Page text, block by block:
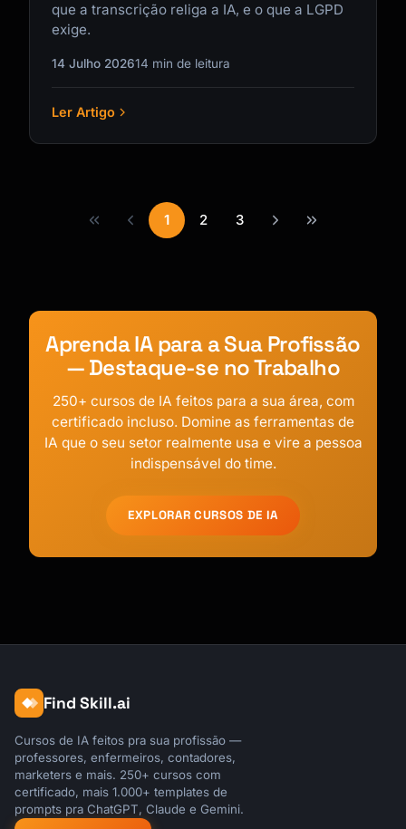
que a transcrição religa a IA, e o que a LGPD
exige.
14 Julho 202614 min de leitura
Ler Artigo
1 2 3
Aprenda IA para a Sua Profissão
— Destaque-se no Trabalho
250+ cursos de IA feitos para a sua área, com
certificado incluso. Domine as ferramentas de
IA que o seu setor realmente usa e vire a pessoa
indispensável do time.
EXPLORAR CURSOS DE IA
Find Skill.ai
Cursos de IA feitos pra sua profissão —
professores, enfermeiros, contadores,
marketers e mais. 250+ cursos com
certificado, mais 1.000+ templates de
prompts pra ChatGPT, Claude e Gemini.